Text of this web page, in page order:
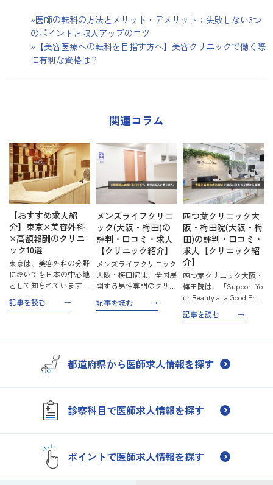
»医師の転科の方法とメリット・デメリット：失敗しない3つ
のポイントと収入アップのコツ
»【美容医療への転科を目指す方へ】美容クリニックで働く際
に有利な資格は？
関連コラム
【おすすめ求人紹
介】東京×美容外科
×高額報酬のクリニ
ック10選
東京は、美容外科の分野
においても日本の中心地
として知られています。
治療を提供するクリニッ
ャリアを次のレベルに引
記事を読む
メンズライフクリニ
ック(大阪・梅田)の
評判・口コミ・求人
【クリニック紹介】
メンズライフクリニック
大阪・梅田院は、全国展
開する男性専門のクリニ
器科を専門としていま
幅広く対応しており、最
高品…
記事を読む
四つ葉クリニック大
阪・梅田院(大阪・梅
田)の評判・口コミ・
求人【クリニック紹
介】
四つ葉クリニック大阪・
梅田院は、「Support Yo
ur Beauty at a Good Pric
高い美容医療をリーズナ
険診療と自由診療の両方
記事を読む
都道府県から医師求人情報を探す
診察科目で医師求人情報を探す
ポイントで医師求人情報を探す